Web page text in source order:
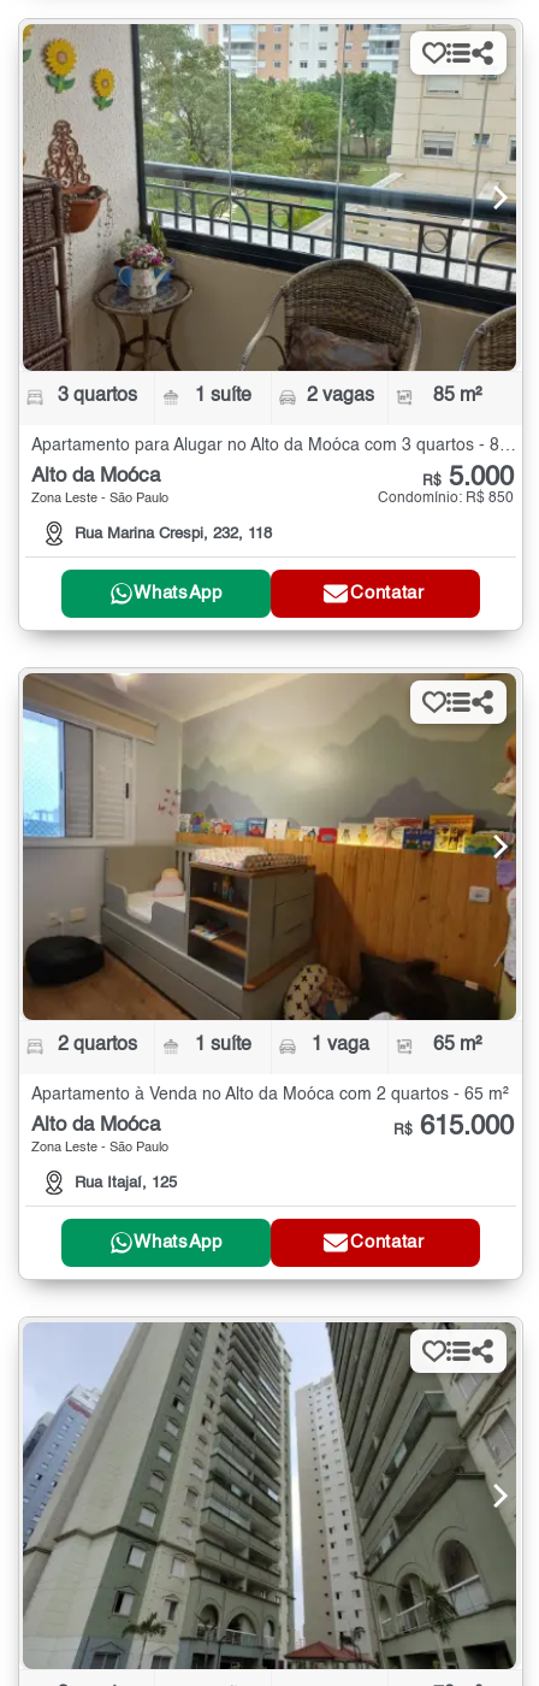
3 quartos 1 suíte 2 vagas 85 m²
Alto da Moóca
Zona Leste - São Paulo
Rua Marina Crespi, 232, 118
R$ 5.000
Condomínio: R$ 850
WhatsApp Contatar
2 quartos 1 suíte 1 vaga 65 m²
Apartamento à Venda no Alto da Moóca com 2 quartos - 65 m²
Alto da Moóca
Zona Leste - São Paulo
Rua Itajaí, 125
R$ 615.000
WhatsApp Contatar